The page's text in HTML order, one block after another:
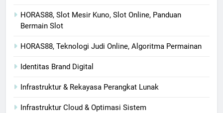
HORAS88, Slot Mesir Kuno, Slot Online, Panduan
Bermain Slot
HORAS88, Teknologi Judi Online, Algoritma Permainan
Identitas Brand Digital
Infrastruktur & Rekayasa Perangkat Lunak
Infrastruktur Cloud & Optimasi Sistem